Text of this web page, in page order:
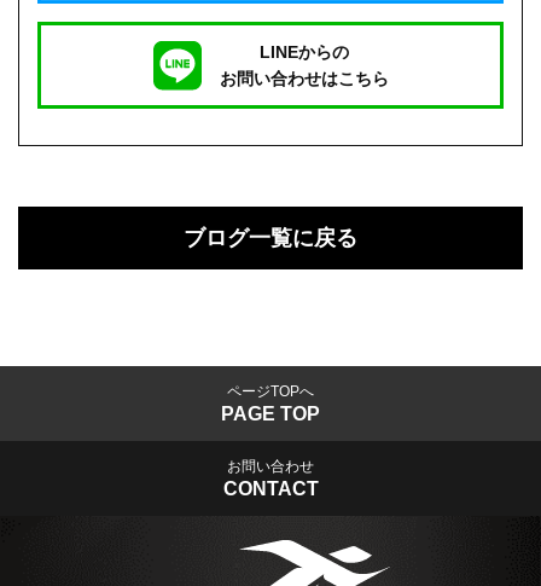
LINEからの
お問い合わせはこちら
ブログ一覧に戻る
ページTOPへ
PAGE TOP
お問い合わせ
CONTACT